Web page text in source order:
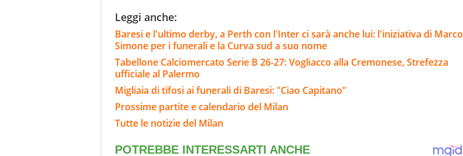
Leggi anche:
Baresi e l'ultimo derby, a Perth con l'Inter ci sarà anche lui: l'iniziativa di Marco
Simone per i funerali e la Curva sud a suo nome
Tabellone Calciomercato Serie B 26-27: Vogliacco alla Cremonese, Strefezza
ufficiale al Palermo
Migliaia di tifosi ai funerali di Baresi: "Ciao Capitano"
Prossime partite e calendario del Milan
Tutte le notizie del Milan